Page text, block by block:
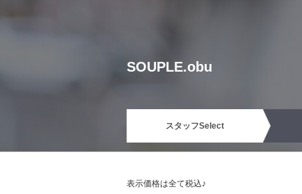
SOUPLE.obu
スタッフSelect
表示価格は全て税込♪